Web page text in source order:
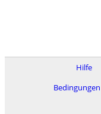
Hilfe
Bedingungen